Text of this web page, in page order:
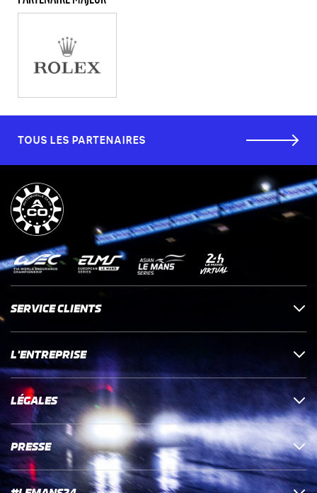
TOUS LES PARTENAIRES
SERVICE CLIENTS
L'ENTREPRISE
LÉGALES
PRESSE